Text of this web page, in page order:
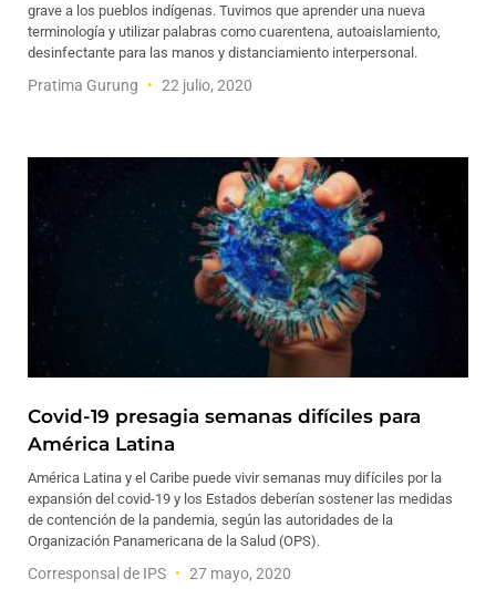
grave a los pueblos indígenas. Tuvimos que aprender una nueva
terminología y utilizar palabras como cuarentena, autoaislamiento,
desinfectante para las manos y distanciamiento interpersonal.
Pratima Gurung 22 julio, 2020
Covid-19 presagia semanas difíciles para
América Latina
América Latina y el Caribe puede vivir semanas muy difíciles por la
expansión del covid-19 y los Estados deberían sostener las medidas
de contención de la pandemia, según las autoridades de la
Organización Panamericana de la Salud (OPS).
Corresponsal de IPS 27 mayo, 2020